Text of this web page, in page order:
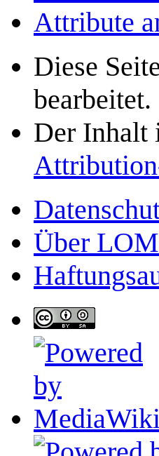
Attribute
Diese
bearbeitet.
Der Inhalt
Über